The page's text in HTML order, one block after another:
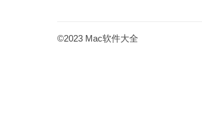
©2023 Mac软件大全